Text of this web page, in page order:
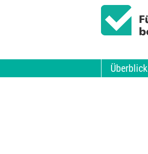
Überblick